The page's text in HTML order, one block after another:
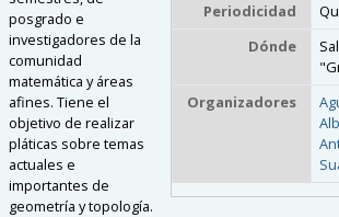
Periodicidad
Dónde
Organizadores
posgrado e
investigadores de la
comunidad
matemática y áreas
afines. Tiene el
objetivo de realizar
pláticas sobre temas
actuales e
importantes de
geometría y topología.